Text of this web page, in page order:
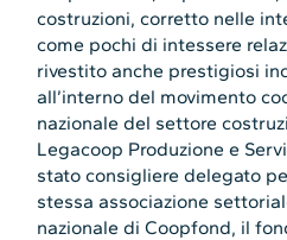
costruzioni, corretto nelle
come pochi di intessere
rivestito anche prestigiosi
all’interno del movimento
nazionale del settore
Legacoop Produzione e
stato consigliere delegato
stessa associazione
nazionale di Coopfond, il